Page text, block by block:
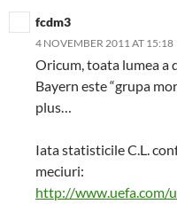
fcdm3
4 NOVEMBER 2011 AT 15:18
Oricum, toata lumea a
Bayern este “grupa
plus…
Iata statisticile C.L.
meciuri:
http://www.uefa.com/